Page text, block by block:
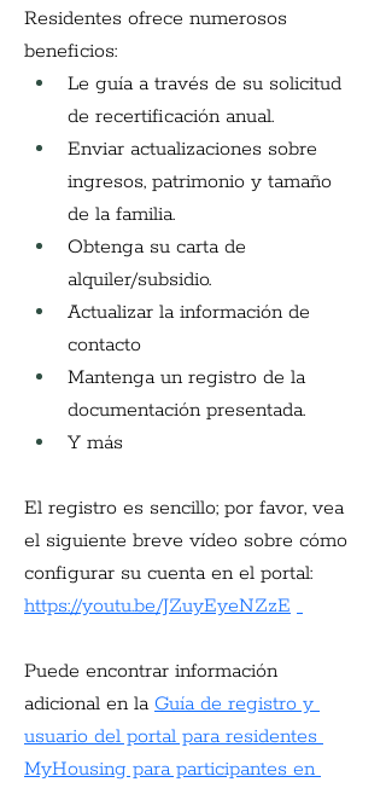
Residentes ofrece numerosos
beneficios:
Le guía a través de su solicitud
de recertificación anual.
Enviar actualizaciones sobre
ingresos, patrimonio y tamaño
de la familia.
Obtenga su carta de
alquiler/subsidio.
Actualizar la información de
contacto
Mantenga un registro de la
documentación presentada.
Y más
El registro es sencillo; por favor, vea
el siguiente breve vídeo sobre cómo
configurar su cuenta en el portal:
https://youtu.be/JZuyEyeNZzE
Puede encontrar información
adicional en la Guía de registro y
usuario del portal para residentes
MyHousing para participantes en